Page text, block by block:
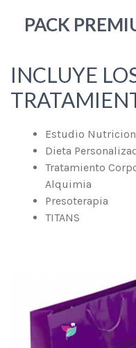
PACK
INCLUYE
Estudio
Dieta
Tratamiento
Alquimia
Presoterapia
TITANS